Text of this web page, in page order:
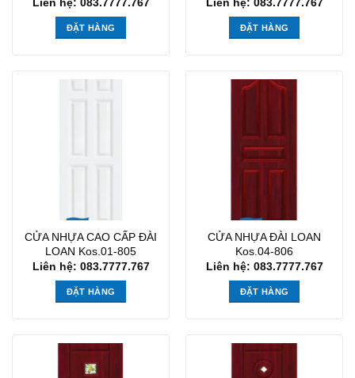
Liên hệ: 083.7777.767
ĐẶT HÀNG
Liên hệ: 083.7777.767
ĐẶT HÀNG
CỬA NHỰA CAO CẤP ĐÀI
LOAN Kos.01-805
Liên hệ: 083.7777.767
ĐẶT HÀNG
CỬA NHỰA ĐÀI LOAN
Kos.04-806
Liên hệ: 083.7777.767
ĐẶT HÀNG